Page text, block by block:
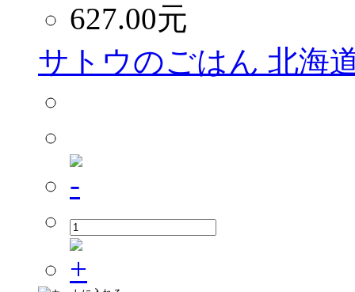
627.00元
サトウのごはん 北海